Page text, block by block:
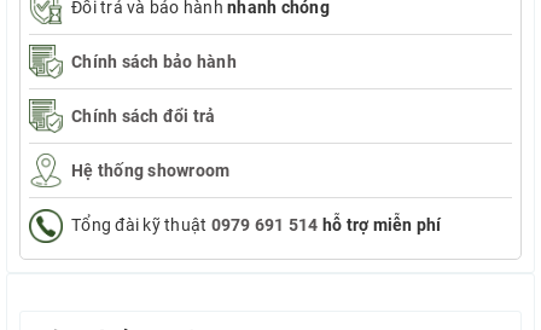
Đổi trả và bảo hành nhanh chóng
Chính sách bảo hành
Chính sách đổi trả
Hệ thống showroom
Tổng đài kỹ thuật 0979 691 514 hỗ trợ miễn phí